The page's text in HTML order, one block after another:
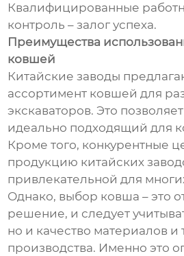
Квалифицированные
контроль – залог успеха.
Преимущества
ковшей
Китайские заводы
ассортимент ковшей для
экскаваторов. Это
идеально подходящий для
Кроме того, конкурентные
продукцию китайских
привлекательной для
Однако, выбор ковша – это
решение, и следует
но и качество материалов и
производства. Именно это